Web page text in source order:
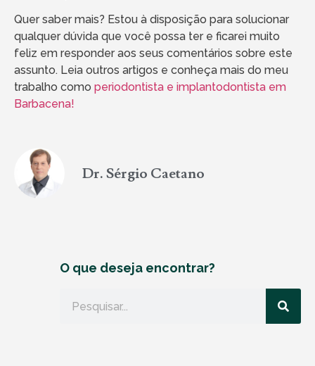
Quer saber mais? Estou à disposição para solucionar
qualquer dúvida que você possa ter e ficarei muito
feliz em responder aos seus comentários sobre este
assunto. Leia outros artigos e conheça mais do meu
trabalho como periodontista e implantodontista em
Barbacena!
Dr. Sérgio Caetano
O que deseja encontrar?